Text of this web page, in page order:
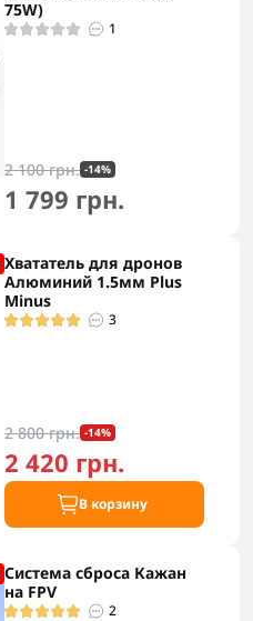
75W)
1
2 100 грн. -14%
1 799 грн.
Хвататель для дронов
Алюминий 1.5мм Plus
Minus
3
2 800 грн. -14%
2 420 грн.
В корзину
Система сброса Кажан
на FPV
2